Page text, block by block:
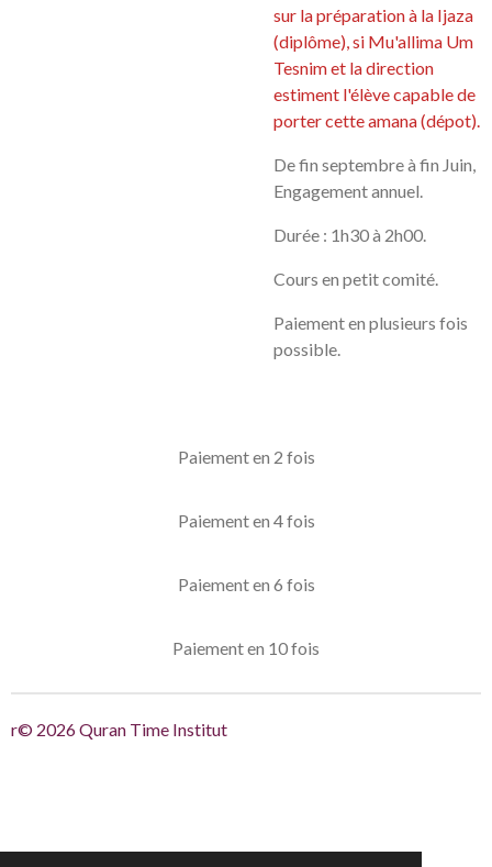
sur la préparation à la Ijaza
(diplôme), si Mu'allima Um
Tesnim et la direction
estiment l'élève capable de
porter cette amana (dépot).
De fin septembre à fin Juin,
Engagement annuel.
Durée : 1h30 à 2h00.
Cours en petit comité.
Paiement en plusieurs fois
possible.
Paiement en 2 fois
Paiement en 4 fois
Paiement en 6 fois
Paiement en 10 fois
r© 2026 Quran Time Institut